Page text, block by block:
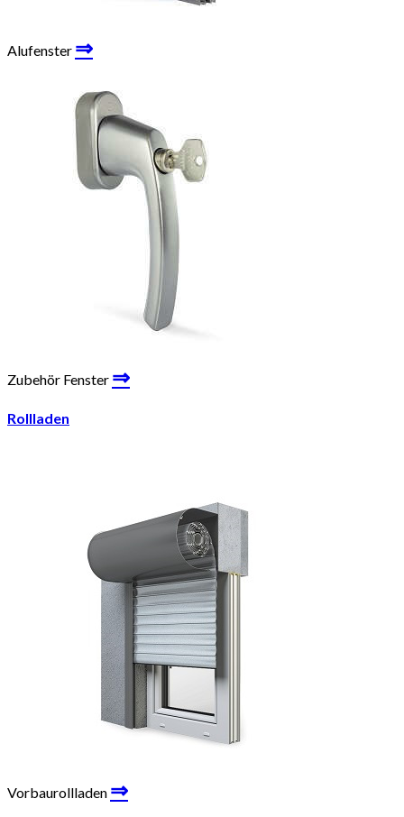
Alufenster ⇒
Zubehör Fenster ⇒
Rollladen
Vorbaurollladen ⇒